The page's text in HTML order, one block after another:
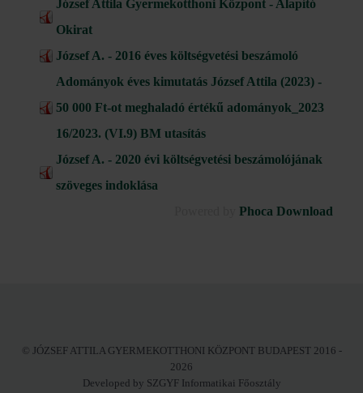
József Attila Gyermekotthoni Központ - Alapító
Okirat
József A. - 2016 éves költségvetési beszámoló
Adományok éves kimutatás József Attila (2023) -
50 000 Ft-ot meghaladó értékű adományok_2023
16/2023. (VI.9) BM utasítás
József A. - 2020 évi költségvetési beszámolójának
szöveges indoklása
Phoca Download
© JÓZSEF ATTILA GYERMEKOTTHONI KÖZPONT BUDAPEST 2016 -
2026
Developed by SZGYF Informatikai Főosztály